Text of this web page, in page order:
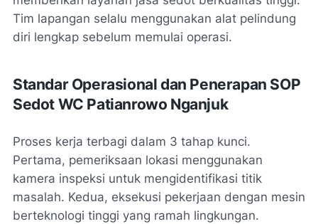
Tim lapangan selalu menggunakan alat pelindung
diri lengkap sebelum memulai operasi.
Standar Operasional dan Penerapan SOP
Sedot WC Patianrowo Nganjuk
Proses kerja terbagi dalam 3 tahap kunci.
Pertama, pemeriksaan lokasi menggunakan
kamera inspeksi untuk mengidentifikasi titik
masalah. Kedua, eksekusi pekerjaan dengan mesin
berteknologi tinggi yang ramah lingkungan.